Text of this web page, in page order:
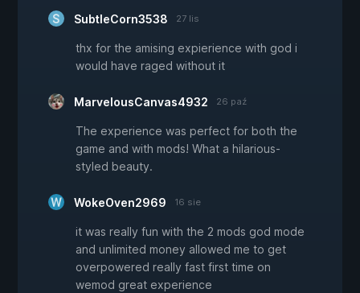
SubtleCorn3538 27 lis
thx for the amising expierience with god i
would have raged without it
MarvelousCanvas4932 26 paź
The experience was perfect for both the
game and with mods! What a hilarious-
styled beauty.
WokeOven2969 16 sie
it was really fun with the 2 mods god mode
and unlimited money allowed me to get
overpowered really fast first time on
wemod great experience